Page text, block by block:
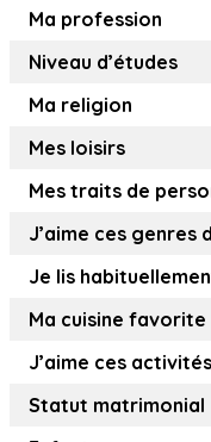
Ma profession
Niveau d’études
Ma religion
Mes loisirs
Mes traits de
J’aime ces genres
Je lis
Ma cuisine favorite
J’aime ces
Statut matrimonial